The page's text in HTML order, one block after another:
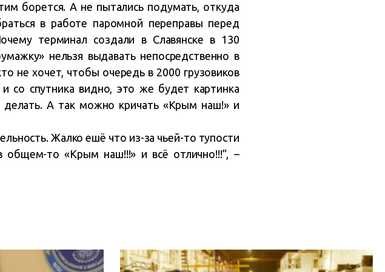
борется. А не пытались подумать, откуда
в работе паромной переправы перед
терминал создали в Славянске в 130
нельзя выдавать непосредственно в
не хочет, чтобы очередь в 2000 грузовиков
со спутника видно, это же будет картинка
делать. А так можно кричать «Крым наш!» и
Жалко ешё что из-за чьей-то тупости
то «Крым наш!!!» и всё отлично!!!”, –